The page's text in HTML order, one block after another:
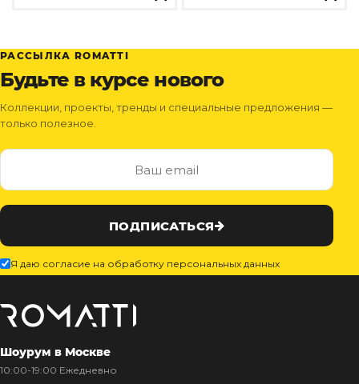
РАССЫЛКА ROMATTI
Будьте в курсе нового
Коллекции, проекты, тренды и специальные предложения —
только полезное.
ПОДПИСАТЬСЯ
Я даю согласие на обработку персональных данных
Шоурум в Москве
10:00-19:00 Ежедневно